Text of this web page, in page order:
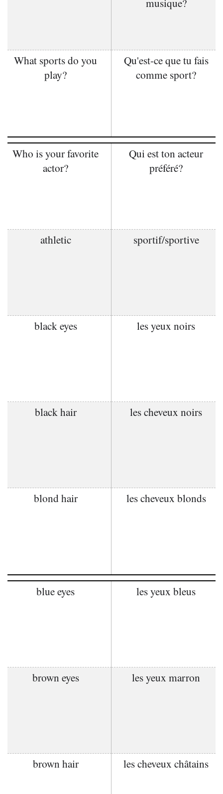
What sports do you
play?
Qu'est-ce que tu fais
comme sport?
Who is your favorite
actor?
Qui est ton acteur
préféré?
athletic sportif/sportive
black eyes les yeux noirs
black hair les cheveux noirs
blond hair les cheveux blonds
blue eyes les yeux bleus
brown eyes les yeux marron
brown hair les cheveux châtains